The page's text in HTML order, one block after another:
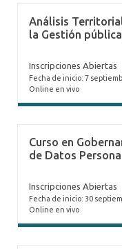
Análisis
la Gestión
Inscripciones Abiertas
Fecha de inicio: 7
Online en vivo
Curso en
de Datos
Inscripciones Abiertas
Fecha de inicio: 30
Online en vivo